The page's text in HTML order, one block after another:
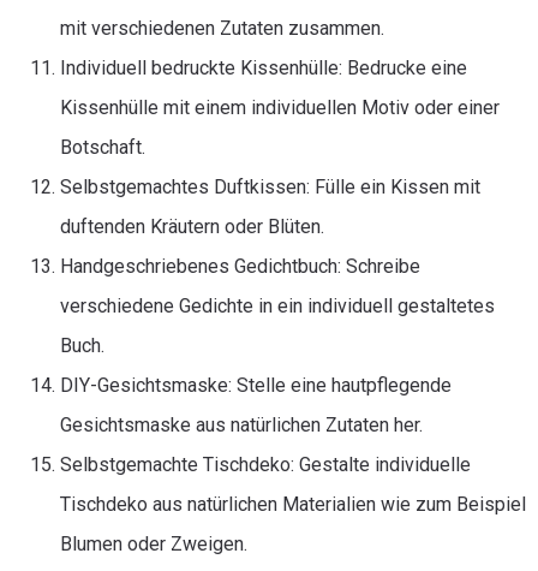
mit verschiedenen Zutaten zusammen.
Individuell bedruckte Kissenhülle: Bedrucke eine
Kissenhülle mit einem individuellen Motiv oder einer
Botschaft.
Selbstgemachtes Duftkissen: Fülle ein Kissen mit
duftenden Kräutern oder Blüten.
Handgeschriebenes Gedichtbuch: Schreibe
verschiedene Gedichte in ein individuell gestaltetes
Buch.
DIY-Gesichtsmaske: Stelle eine hautpflegende
Gesichtsmaske aus natürlichen Zutaten her.
Selbstgemachte Tischdeko: Gestalte individuelle
Tischdeko aus natürlichen Materialien wie zum Beispiel
Blumen oder Zweigen.